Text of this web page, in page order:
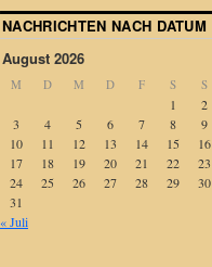
NACHRICHTEN NACH DATUM
August 2026
M D M D F S S
1
2
3
4 5 6 7 8
9
10
11 12 13 14 15
16
17
18 19 20 21 22
23
24
25 26 27 28 29
30
31
« Juli